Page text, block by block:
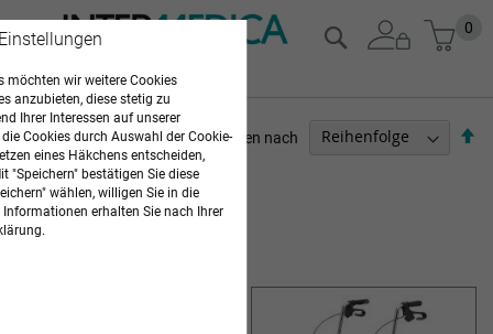
Zum
Inhalt
0
Suche
2Elemente
Sortieren nach
HILFSMITTEL
ARZTBEDARF
möchten wir weitere Cookies
anzubieten, diese stetig zu
Ihrer Interessen auf unserer
Cookies durch Auswahl der Cookie-
eines Häkchens entscheiden,
"Speichern" bestätigen Sie diese
wählen, willigen Sie in die
erhalten Sie nach Ihrer